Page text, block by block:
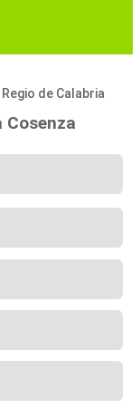
Regio de Calabria
Cosenza